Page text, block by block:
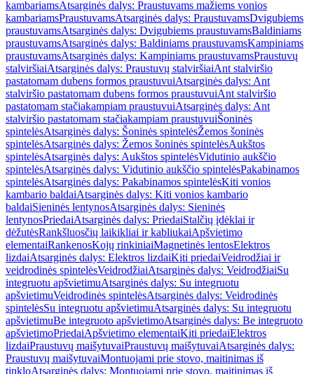
kambariamsAtsarginės dalys: Praustuvams mažiems vonios
kambariamsPraustuvamsAtsarginės dalys: PraustuvamsDvigubiems
praustuvamsAtsarginės dalys: Dvigubiems praustuvamsBaldiniams
praustuvamsAtsarginės dalys: Baldiniams praustuvamsKampiniams
praustuvamsAtsarginės dalys: Kampiniams praustuvamsPraustuvų
stalviršiaiAtsarginės dalys: Praustuvų stalviršiaiAnt stalviršio
pastatomam dubens formos praustuvuiAtsarginės dalys: Ant
stalviršio pastatomam dubens formos praustuvuiAnt stalviršio
pastatomam stačiakampiam praustuvuiAtsarginės dalys: Ant
stalviršio pastatomam stačiakampiam praustuvuiŠoninės
spintelėsAtsarginės dalys: Šoninės spintelėsŽemos šoninės
spintelėsAtsarginės dalys: Žemos šoninės spintelėsAukštos
spintelėsAtsarginės dalys: Aukštos spintelėsVidutinio aukščio
spintelėsAtsarginės dalys: Vidutinio aukščio spintelėsPakabinamos
spintelėsAtsarginės dalys: Pakabinamos spintelėsKiti vonios
kambario baldaiAtsarginės dalys: Kiti vonios kambario
baldaiSieninės lentynosAtsarginės dalys: Sieninės
lentynosPriedaiAtsarginės dalys: PriedaiStalčių įdėklai ir
dėžutėsRankšluosčių laikikliai ir kabliukaiApšvietimo
elementaiRankenosKojų rinkiniaiMagnetinės lentosElektros
lizdaiAtsarginės dalys: Elektros lizdaiKiti priedaiVeidrodžiai ir
veidrodinės spintelėsVeidrodžiaiAtsarginės dalys: VeidrodžiaiSu
integruotu apšvietimuAtsarginės dalys: Su integruotu
apšvietimuVeidrodinės spintelėsAtsarginės dalys: Veidrodinės
spintelėsSu integruotu apšvietimuAtsarginės dalys: Su integruotu
apšvietimuBe integruoto apšvietimoAtsarginės dalys: Be integruoto
apšvietimoPriedaiApšvietimo elementaiKiti priedaiElektros
lizdaiPraustuvų maišytuvaiPraustuvų maišytuvaiAtsarginės dalys:
Praustuvų maišytuvaiMontuojami prie stovo, maitinimas iš
tinkloAtsarginės dalys: Montuojami prie stovo, maitinimas iš